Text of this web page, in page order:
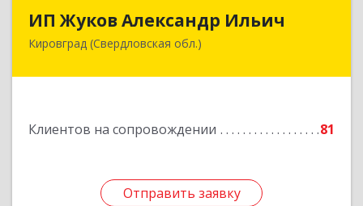
ИП Жуков Александр Ильич
Кировград (Свердловская обл.)
Клиентов на сопровождении 81
Отправить заявку
624140, Свердловская обл, Кировград г,
Отправить заявку